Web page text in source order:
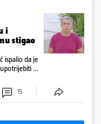
i
stigao
ispalio da je
za
15